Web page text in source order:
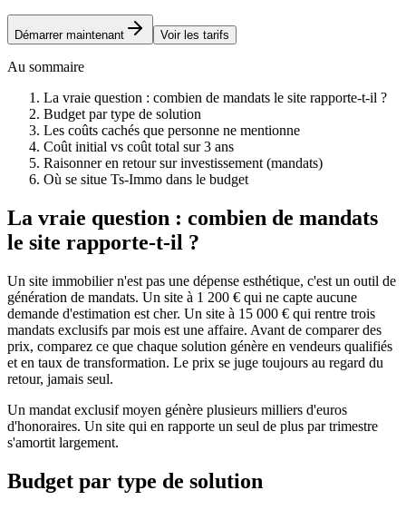
Démarrer maintenant Voir les tarifs
Au sommaire
La vraie question : combien de mandats le site rapporte-t-il ?
Budget par type de solution
Les coûts cachés que personne ne mentionne
Coût initial vs coût total sur 3 ans
Raisonner en retour sur investissement (mandats)
Où se situe Ts-Immo dans le budget
La vraie question : combien de mandats
le site rapporte-t-il ?
Un site immobilier n'est pas une dépense esthétique, c'est un outil de
génération de mandats. Un site à 1 200 € qui ne capte aucune
demande d'estimation est cher. Un site à 15 000 € qui rentre trois
mandats exclusifs par mois est une affaire. Avant de comparer des
prix, comparez ce que chaque solution génère en vendeurs qualifiés
et en taux de transformation. Le prix se juge toujours au regard du
retour, jamais seul.
Un mandat exclusif moyen génère plusieurs milliers d'euros
d'honoraires. Un site qui en rapporte un seul de plus par trimestre
s'amortit largement.
Budget par type de solution